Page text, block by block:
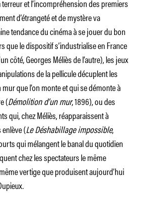
et l’incompréhension des premiers
d’étrangeté et de mystère va
tendance du cinéma à se jouer du bon
que le dispositif s’industrialise en France
côté, Georges Méliès de l’autre), les jeux
de la pellicule décuplent les
que l’on monte et qui se démonte à
(Démolition d’un mur, 1896), ou des
qui, chez Méliès, réapparaissent à
enlève (Le Déshabillage impossible,
qui mélangent le banal du quotidien
chez les spectateurs le même
vertige que produisent aujourd’hui